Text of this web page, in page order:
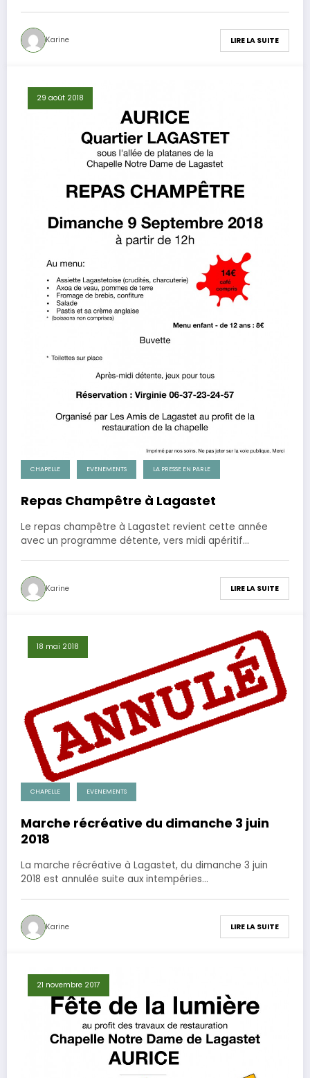
Karine LIRE LA SUITE
29 août 2018
CHAPELLE EVENEMENTS LA PRESSE EN PARLE
Repas Champêtre à Lagastet
Le repas champêtre à Lagastet revient cette année
avec un programme détente, vers midi apéritif…
Karine LIRE LA SUITE
18 mai 2018
CHAPELLE EVENEMENTS
Marche récréative du dimanche 3 juin
2018
La marche récréative à Lagastet, du dimanche 3 juin
2018 est annulée suite aux intempéries…
Karine LIRE LA SUITE
21 novembre 2017